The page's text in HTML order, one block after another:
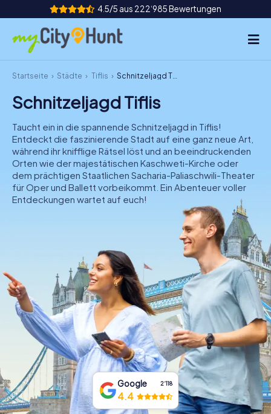
4.5/5 aus 222‘985 Bewertungen
So funktioniert's
Städte
Touren
Teamevent
Tickets
DE
IE
NL
Tickets buchen
Gutscheine bestellen
Startseite Städte Tiflis Schnitzeljagd Tiflis
Schnitzeljagd Tiflis
Taucht ein in die spannende Schnitzeljagd in Tiflis!
Entdeckt die faszinierende Stadt auf eine ganz neue Art,
während ihr knifflige Rätsel löst und an beeindruckenden
Orten wie der majestätischen Kaschweti-Kirche oder
dem prächtigen Staatlichen Sacharia-Paliaschwili-Theater
für Oper und Ballett vorbeikommt. Ein Abenteuer voller
Entdeckungen wartet auf euch!
Google 2‘118
4.4